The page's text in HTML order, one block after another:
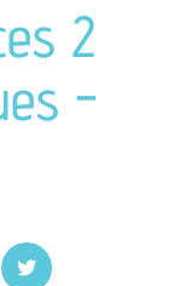
2
-